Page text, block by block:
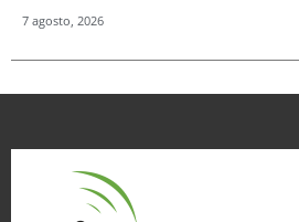
7 agosto, 2026